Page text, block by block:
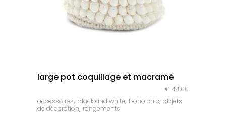
large pot coquillage et macramé
€ 44,00
accessoires, black and white, boho chic, objets
de décoration, rangements